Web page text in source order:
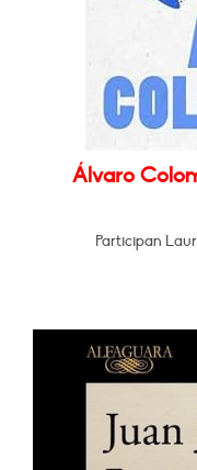
Álvaro
Participan